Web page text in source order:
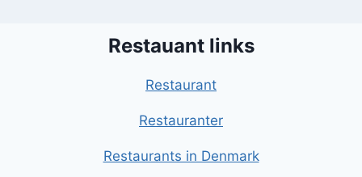
Restauant links
Restaurant
Restauranter
Restaurants in Denmark